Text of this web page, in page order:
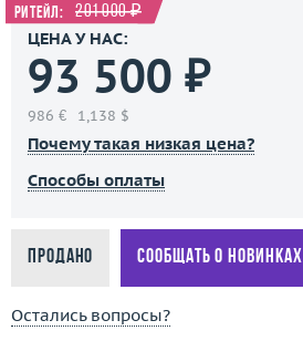
Ритейл: 201 000 ₽
ЦЕНА У НАС:
93 500 ₽
986 € 1,138 $
Почему такая низкая цена?
Способы оплаты
Продано Сообщать о новинках
Остались вопросы?